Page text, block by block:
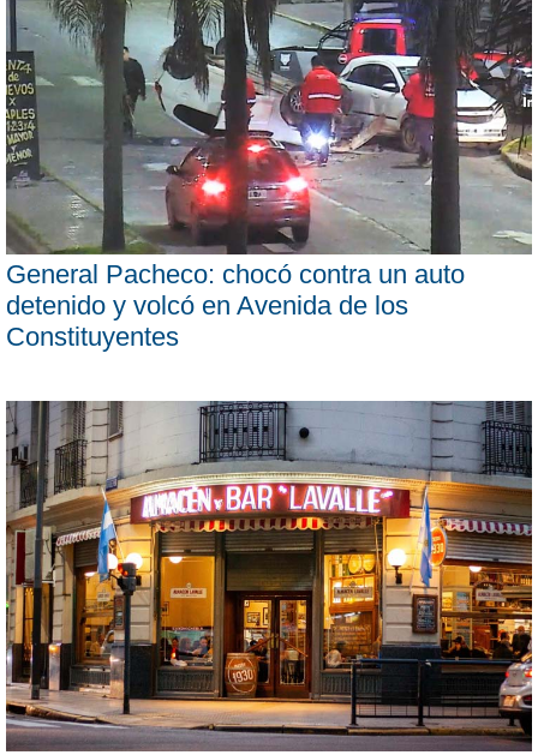
General Pacheco: chocó contra un auto
detenido y volcó en Avenida de los
Constituyentes